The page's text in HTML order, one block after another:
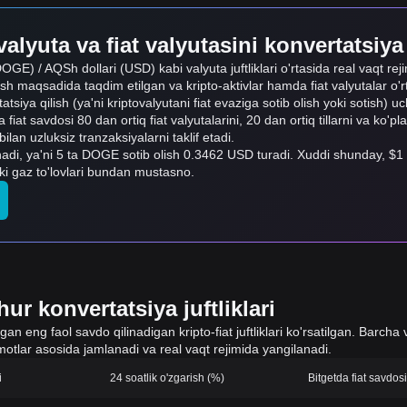
va fiat valyutasini
/ AQSh dollari (USD) kabi valyuta juftliklari o'rtasida real vaqt
maqsadida taqdim etilgan va kripto-aktivlar hamda fiat valyutalar
qilish (ya'ni kriptovalyutani fiat evaziga sotib olish yoki sotish)
fiat savdosi 80 dan ortiq fiat valyutalarini, 20 dan ortiq tillarni va
uzluksiz tranzaksiyalarni taklif etadi.
ya'ni 5 ta DOGE sotib olish 0.3462 USD turadi. Xuddi shunday,
gaz to'lovlari bundan mustasno.
konvertatsiya juftliklari
eng faol savdo qilinadigan kripto-fiat juftliklari ko'rsatilgan.
asosida jamlanadi va real vaqt rejimida yangilanadi.
24 soatlik o'zgarish (%) Bitgetda fiat